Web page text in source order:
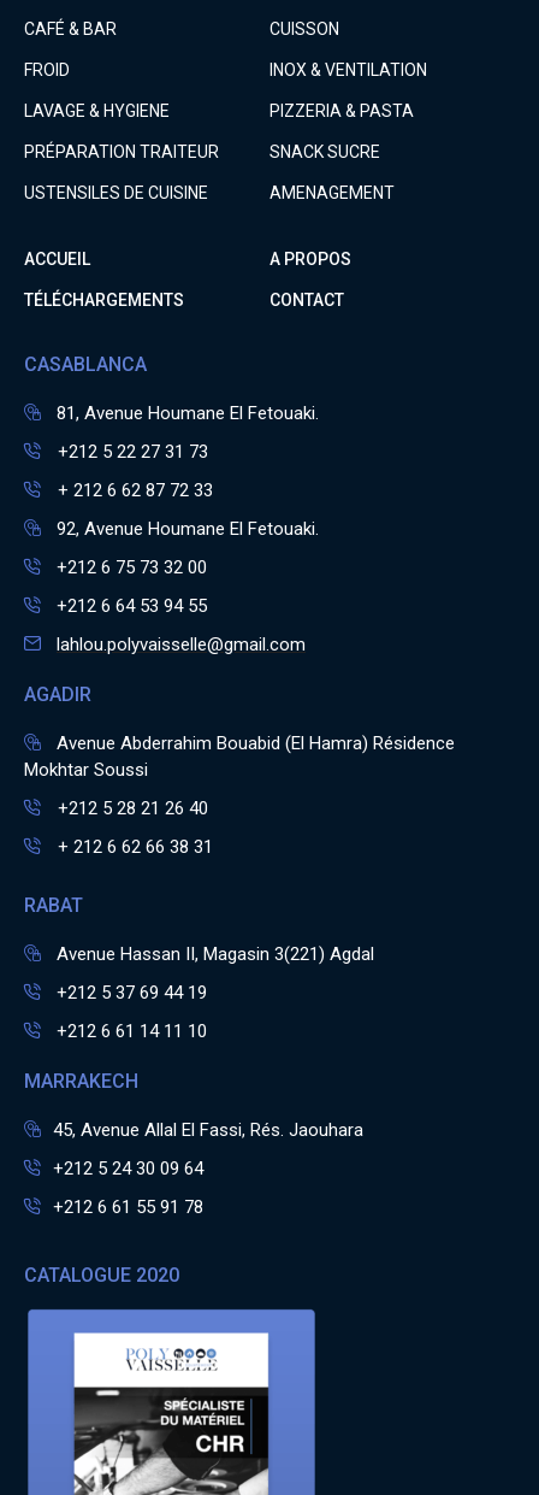
CAFÉ & BAR CUISSON
FROID INOX & VENTILATION
LAVAGE & HYGIENE PIZZERIA & PASTA
PRÉPARATION TRAITEUR SNACK SUCRE
USTENSILES DE CUISINE AMENAGEMENT
ACCUEIL A PROPOS
TÉLÉCHARGEMENTS CONTACT
CASABLANCA
81, Avenue Houmane El Fetouaki.
+212 5 22 27 31 73
+ 212 6 62 87 72 33
92, Avenue Houmane El Fetouaki.
+212 6 75 73 32 00
+212 6 64 53 94 55
lahlou.polyvaisselle@gmail.com
AGADIR
Avenue Abderrahim Bouabid (El Hamra) Résidence
Mokhtar Soussi
+212 5 28 21 26 40
+ 212 6 62 66 38 31
RABAT
Avenue Hassan II, Magasin 3(221) Agdal
+212 5 37 69 44 19
+212 6 61 14 11 10
MARRAKECH
45, Avenue Allal El Fassi, Rés. Jaouhara
+212 5 24 30 09 64
+212 6 61 55 91 78
CATALOGUE 2020